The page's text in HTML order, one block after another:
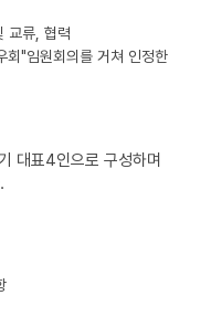
교류, 협력
회"임원회의를 거쳐 인정한
대표4인으로 구성하며